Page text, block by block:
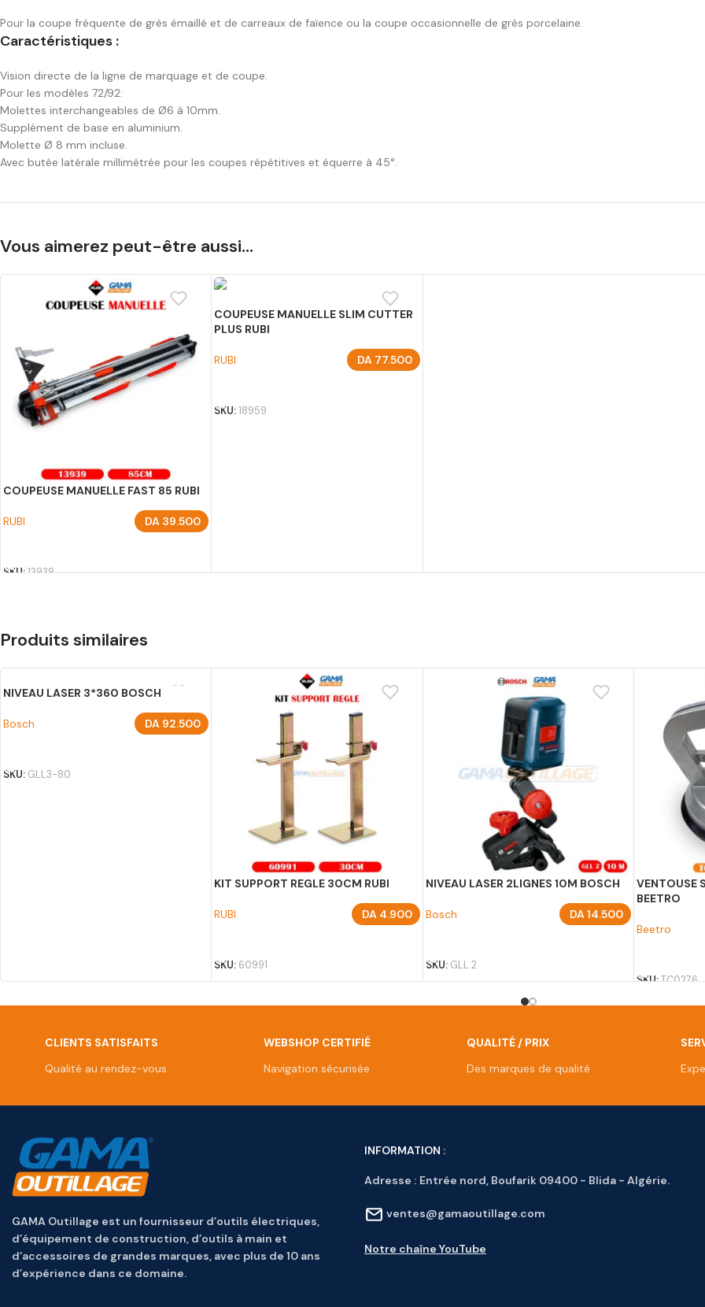
Pour la coupe fréquente de grès émaillé et de carreaux de faïence ou la coupe occasionnelle de grès porcelaine.
Caractéristiques :
Vision directe de la ligne de marquage et de coupe.
Pour les modèles 72/92:
Molettes interchangeables de Ø6 à 10mm.
Supplément de base en aluminium.
Molette Ø 8 mm incluse.
Avec butée latérale millimétrée pour les coupes répétitives et équerre à 45°.
Vous aimerez peut-être aussi…
COUPEUSE MANUELLE FAST 85 RUBI
RUBI DA 39.500
SKU:13939
COUPEUSE MANUELLE SLIM CUTTER
PLUS RUBI
RUBI DA77.500
SKU:18959
Produits similaires
NIVEAU LASER 3*360 BOSCH
Bosch DA 92.500
SKU: GLL3-80
KIT SUPPORT REGLE 30CM RUBI
RUBI DA4.900
SKU: 60991
NIVEAU LASER 2LIGNES 10M BOSCH
Bosch DA14.500
SKU: GLL 2
VENTOUSE
BEETRO
Beetro
SKU:TC0276
CLIENTS SATISFAITS
Qualité au rendez-vous
WEBSHOP CERTIFIÉ
Navigation sécurisée
QUALITÉ / PRIX
Des marques de qualité
GAMA Outillage est un fournisseur d’outils électriques,
d’équipement de construction, d’outils à main et
d’accessoires de grandes marques, avec plus de 10 ans
d’expérience dans ce domaine.
INFORMATION :
Adresse : Entrée nord, Boufarik 09400 - Blida - Algérie.
ventes@gamaoutillage.com
Notre chaîne YouTube